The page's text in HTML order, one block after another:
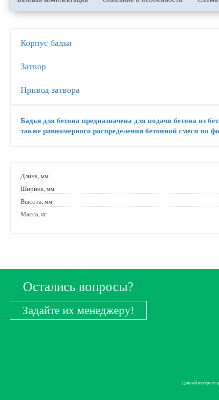
Корпус бадьи
Затвор
Привод затвора
Бадья для бетона предназначена для подачи бетона из
также равномерного распределения бетонной смеси по
Длина, мм
Ширина, мм
Высота, мм
Масса, кг
Остались вопросы?
Задайте их менеджеру!
Данный интернет-